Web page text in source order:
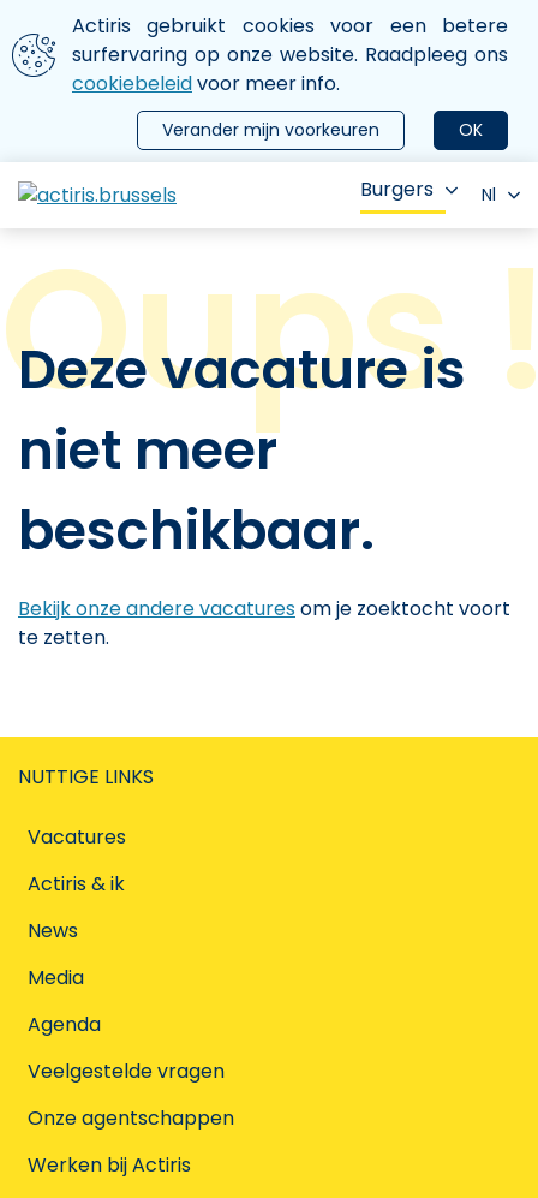
Aller au contenu principal
We gebruiken cookies
Actiris gebruikt cookies voor een betere
surfervaring op onze website. Raadpleeg ons
cookiebeleidvoor meer info.
OK
Verander mijn voorkeuren
le menu
Burgers Nl
Deze vacature is
niet meer
beschikbaar.
Bekijk onze andere vacaturesom je zoektocht voort
te zetten.
NUTTIGE LINKS
Vacatures
Actiris & ik
News
Media
Agenda
Veelgestelde vragen
Onze agentschappen
Werken bij Actiris